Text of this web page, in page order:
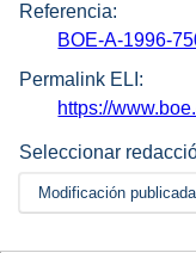
Referencia:
BOE-A-1996-
Permalink ELI:
https://
Seleccionar
Modificación